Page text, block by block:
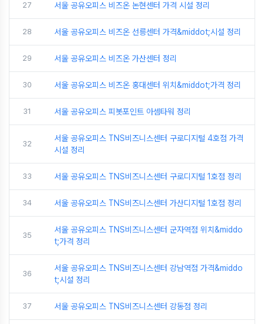
27 서울 공유오피스 비즈온 논현센터 가격 시설 정리
28 서울 공유오피스 비즈온 선릉센터 가격&middot;시설 정리
29 서울 공유오피스 비즈온 가산센터 정리
30 서울 공유오피스 비즈온 홍대센터 위치&middot;가격 정리
31 서울 공유오피스 피봇포인트 아셈타워 정리
32
서울 공유오피스 TNS비즈니스센터 구로디지털 4호점 가격
시설 정리
33 서울 공유오피스 TNS비즈니스센터 구로디지털 1호점 정리
34 서울 공유오피스 TNS비즈니스센터 가산디지털 1호점 정리
35
서울 공유오피스 TNS비즈니스센터 군자역점 위치&middo
t;가격 정리
36
서울 공유오피스 TNS비즈니스센터 강남역점 가격&middo
t;시설 정리
37 서울 공유오피스 TNS비즈니스센터 강동점 정리